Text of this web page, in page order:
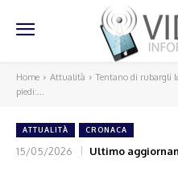
Home Attualità
Tentano di rubargli
piedi:...
ATTUALITÀ CRONACA
15/05/2026 Ultimo